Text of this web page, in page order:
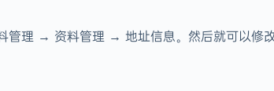
理 → 资料管理 → 地址信息。然后就可以修